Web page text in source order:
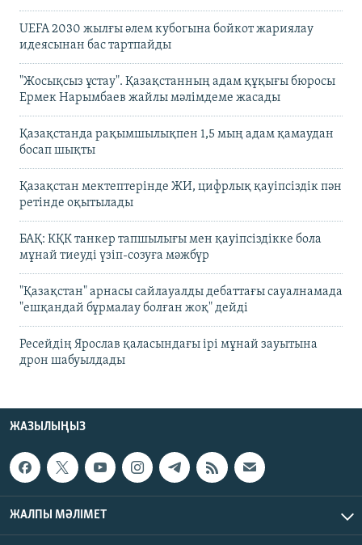
UEFA 2030 жылғы әлем кубогына бойкот жариялау
идеясынан бас тартпайды
"Жосықсыз ұстау". Қазақстанның адам құқығы бюросы
Ермек Нарымбаев жайлы мәлімдеме жасады
Қазақстанда рақымшылықпен 1,5 мың адам қамаудан
босап шықты
Қазақстан мектептерінде ЖИ, цифрлық қауіпсіздік пән
ретінде оқытылады
БАҚ: КҚК танкер тапшылығы мен қауіпсіздікке бола
мұнай тиеуді үзіп-созуға мәжбүр
"Қазақстан" арнасы сайлауалды дебаттағы сауалнамада
"ешқандай бұрмалау болған жоқ" дейді
Ресейдің Ярослав қаласындағы ірі мұнай зауытына
дрон шабуылдады
ЖАЗЫЛЫҢЫЗ
ЖАЛПЫ МӘЛІМЕТ